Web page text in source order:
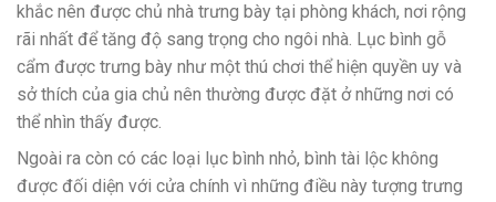
khắc nên được chủ nhà trưng bày tại phòng khách, nơi rộng
rãi nhất để tăng độ sang trọng cho ngôi nhà. Lục bình gỗ
cẩm được trưng bày như một thú chơi thể hiện quyền uy và
sở thích của gia chủ nên thường được đặt ở những nơi có
thể nhìn thấy được.
Ngoài ra còn có các loại lục bình nhỏ, bình tài lộc không
được đối diện với cửa chính vì những điều này tượng trưng